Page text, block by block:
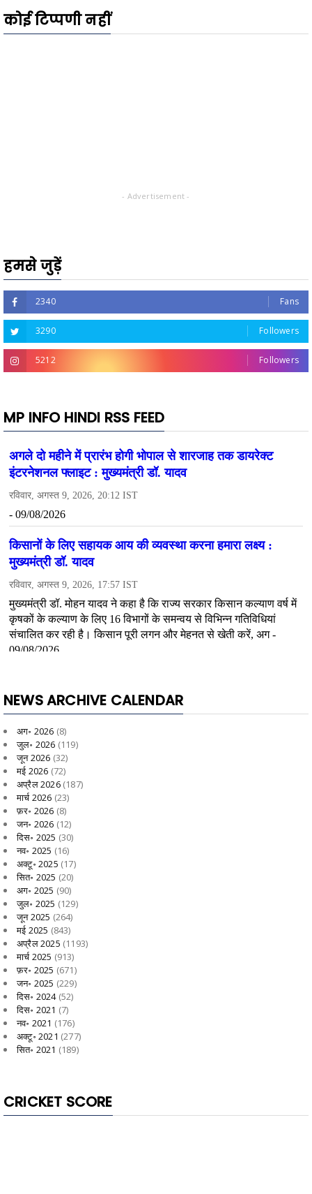
कोई टिप्पणी नहीं
- Advertisement -
हमसे जुड़ें
2340 Fans
3290 Followers
5212 Followers
MP INFO HINDI RSS FEED
NEWS ARCHIVE CALENDAR
अग॰ 2026 (8)
जुल॰ 2026 (119)
जून 2026 (32)
मई 2026 (72)
अप्रैल 2026(187)
मार्च 2026 (23)
फ़र॰ 2026 (8)
जन॰ 2026 (12)
दिस॰ 2025 (30)
नव॰ 2025 (16)
अक्टू॰ 2025 (17)
सित॰ 2025 (20)
अग॰ 2025 (90)
जुल॰ 2025 (129)
जून 2025 (264)
मई 2025 (843)
अप्रैल 2025 (1193)
मार्च 2025 (913)
फ़र॰ 2025 (671)
जन॰ 2025 (229)
दिस॰ 2024(52)
दिस॰ 2021 (7)
नव॰ 2021 (176)
अक्टू॰ 2021 (277)
सित॰ 2021 (189)
CRICKET SCORE